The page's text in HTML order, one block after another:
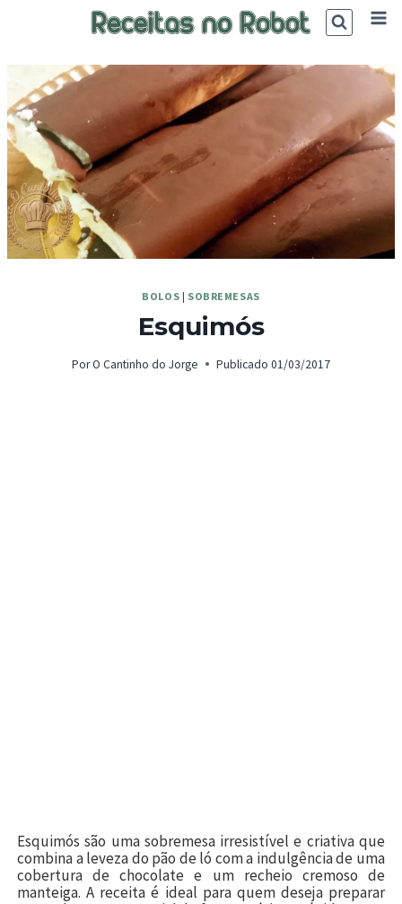
BOLOS | SOBREMESAS
Esquimós
PorO Cantinho do Jorge Publicado 01/03/2017
Esquimós são uma sobremesa irresistível e criativa que
combina a leveza do pão de ló com a indulgência de uma
cobertura de chocolate e um recheio cremoso de
manteiga. A receita é ideal para quem deseja preparar